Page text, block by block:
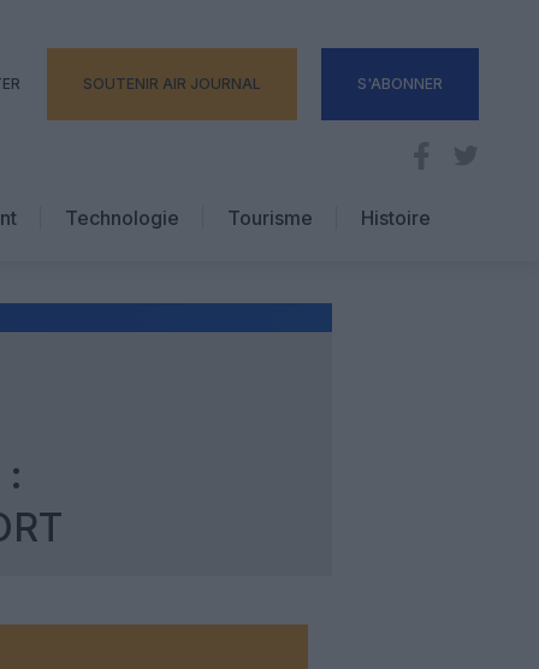
SOUTENIR AIR JOURNAL S'ABONNER
Technologie
Tourisme
Hôtellerie
Histoire
: